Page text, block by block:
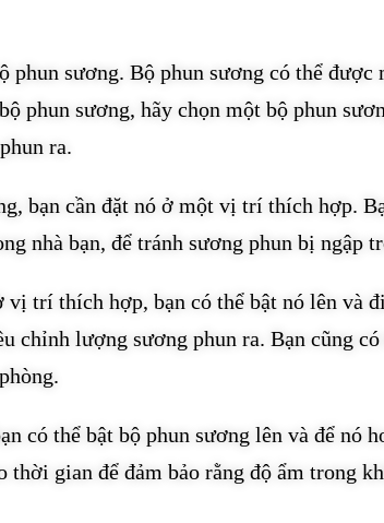
phun sương. Bộ phun sương có thể được
phun sương, hãy chọn một bộ phun
ra.
bạn cần đặt nó ở một vị trí thích hợp.
nhà bạn, để tránh sương phun bị ngập
vị trí thích hợp, bạn có thể bật nó lên và
chỉnh lượng sương phun ra. Bạn cũng
có thể bật bộ phun sương lên và để nó
thời gian để đảm bảo rằng độ ẩm trong